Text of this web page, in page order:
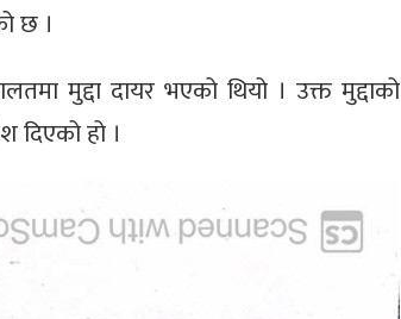
छ ।
मुद्दा दायर भएको थियो । उक्त मुद्दाको
दिएको हो ।